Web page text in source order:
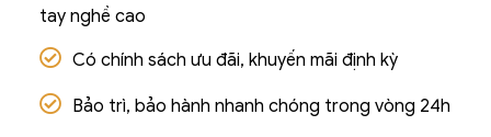
tay nghề cao
Có chính sách ưu đãi, khuyến mãi định kỳ
Bảo trì, bảo hành nhanh chóng trong vòng 24h